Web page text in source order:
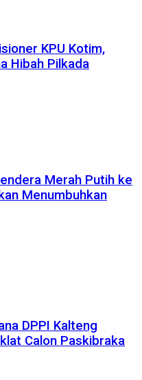
KPU Kotim,
Hibah Pilkada
Merah Putih ke
Menumbuhkan
DPPI Kalteng
Calon Paskibraka